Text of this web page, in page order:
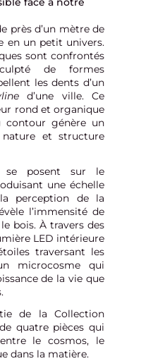
près d’un mètre de
en un petit univers.
sont confrontés
de formes
les dents d’un
d’une ville. Ce
rond et organique
génère un
et structure
se posent sur le
une échelle
perception de la
l’immensité de
bois. À travers des
LED intérieure
traversant les
microcosme qui
de la vie que
de la Collection
quatre pièces qui
le cosmos, le
dans la matière.